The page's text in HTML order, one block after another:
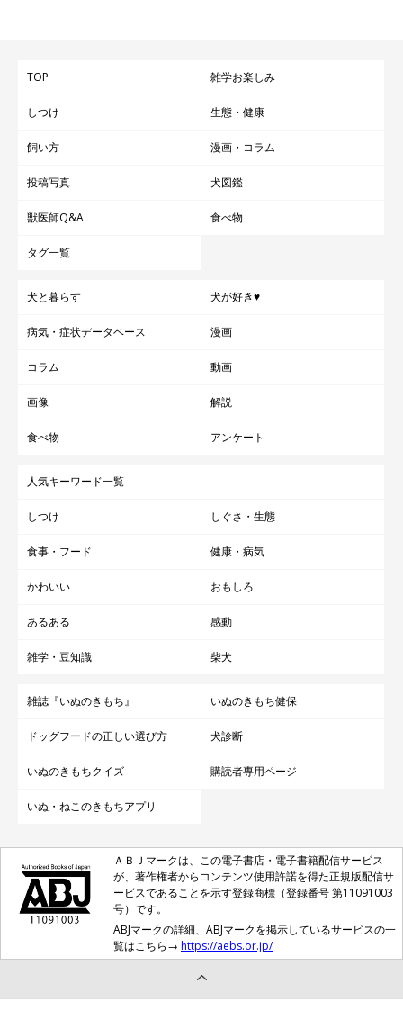
TOP 雑学お楽しみ
しつけ 生態・健康
飼い方 漫画・コラム
投稿写真 犬図鑑
獣医師Q&A 食べ物
タグ一覧
犬と暮らす 犬が好き♥
病気・症状データベース 漫画
コラム 動画
画像 解説
食べ物 アンケート
人気キーワード一覧
しつけ しぐさ・生態
食事・フード 健康・病気
かわいい おもしろ
あるある 感動
雑学・豆知識 柴犬
雑誌『いぬのきもち』 いぬのきもち健保
ドッグフードの正しい選び方 犬診断
いぬのきもちクイズ 購読者専用ページ
いぬ・ねこのきもちアプリ
ＡＢＪマークは、この電子書店・電子書籍配信サービス
が、著作権者からコンテンツ使用許諾を得た正規版配信サ
ービスであることを示す登録商標（登録番号 第11091003
号）です。
ABJマークの詳細、ABJマークを掲示しているサービスの一
覧はこちら→ https://aebs.or.jp/